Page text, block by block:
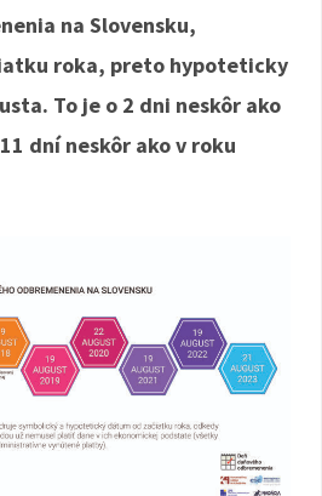
na Slovensku,
roka, preto hypoteticky
To je o 2 dni neskôr ako
dní neskôr ako v roku